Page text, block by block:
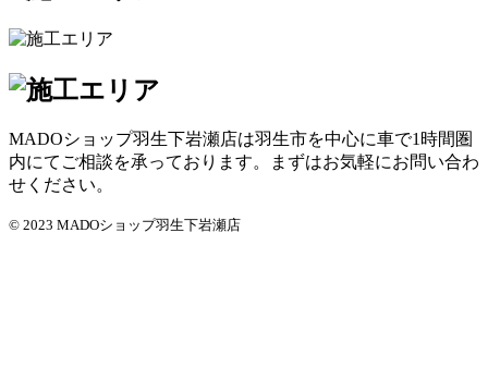
MADOショップ羽生下岩瀬店は羽生市を中心に車で1時間圏
内にてご相談を承っております。まずはお気軽にお問い合わ
せください。
© 2023 MADOショップ羽生下岩瀬店